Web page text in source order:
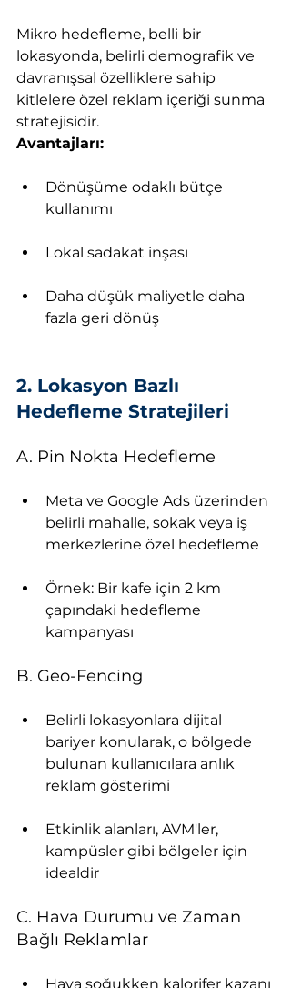
Mikro hedefleme, belli bir
lokasyonda, belirli demografik ve
davranışsal özelliklere sahip
kitlelere özel reklam içeriği sunma
stratejisidir.
Avantajları:
Dönüşüme odaklı bütçe
kullanımı
Lokal sadakat inşası
Daha düşük maliyetle daha
fazla geri dönüş
2. Lokasyon Bazlı
Hedefleme Stratejileri
A. Pin Nokta Hedefleme
Meta ve Google Ads üzerinden
belirli mahalle, sokak veya iş
merkezlerine özel hedefleme
Örnek: Bir kafe için 2 km
çapındaki hedefleme
kampanyası
B. Geo-Fencing
Belirli lokasyonlara dijital
bariyer konularak, o bölgede
bulunan kullanıcılara anlık
reklam gösterimi
Etkinlik alanları, AVM'ler,
kampüsler gibi bölgeler için
idealdir
C. Hava Durumu ve Zaman
Bağlı Reklamlar
Hava soğukken kalorifer kazanı